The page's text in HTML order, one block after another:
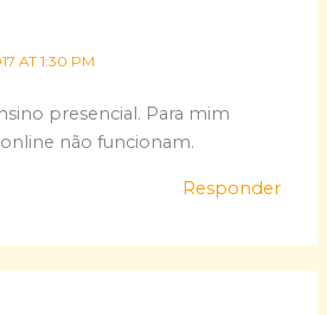
AT 1:30 PM
presencial. Para mim
não funcionam.
Responder